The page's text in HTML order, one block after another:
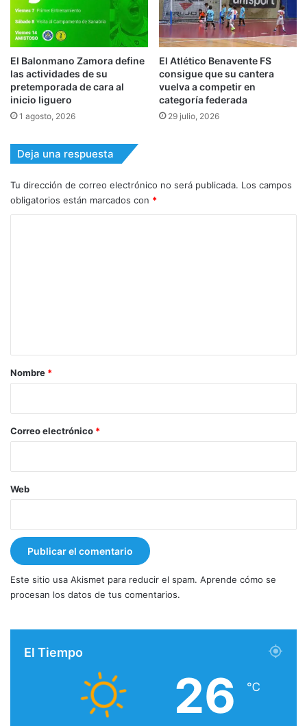
El Balonmano Zamora define
las actividades de su
pretemporada de cara al
inicio liguero
1 agosto, 2026
El Atlético Benavente FS
consigue que su cantera
vuelva a competir en
categoría federada
29 julio, 2026
Deja una respuesta
Tu dirección de correo electrónico no será publicada. Los campos
obligatorios están marcados con *
r
*
Nombre *
Correo electrónico *
Web
Este sitio usa Akismet para reducir el spam. Aprende cómo se
procesan los datos de tus comentarios.
El Tiempo
26 ℃